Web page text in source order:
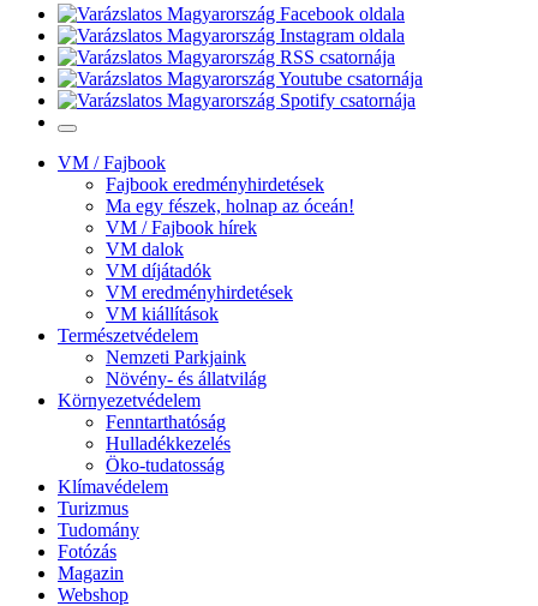
VM / Fajbook
Fajbook eredményhirdetések
Ma egy fészek, holnap az óceán!
VM / Fajbook hírek
VM dalok
VM díjátadók
VM eredményhirdetések
VM kiállítások
Természetvédelem
Nemzeti Parkjaink
Növény- és állatvilág
Környezetvédelem
Fenntarthatóság
Hulladékkezelés
Öko-tudatosság
Klímavédelem
Turizmus
Tudomány
Fotózás
Magazin
Webshop